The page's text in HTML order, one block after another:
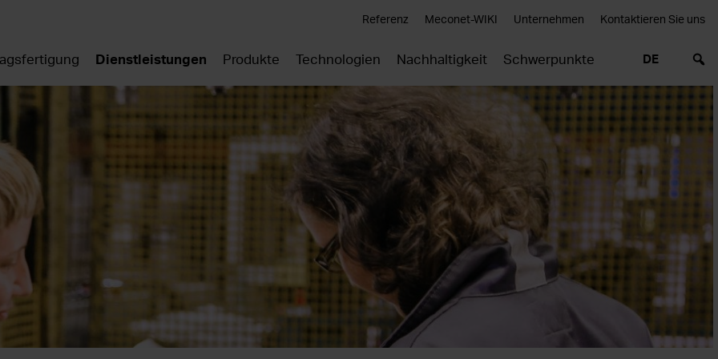
Referenz Meconet-WIKI Unternehmen Kontaktieren Sie uns
Dienstleistungen Produkte Technologien Nachhaltigkeit Schwerpunkte DE